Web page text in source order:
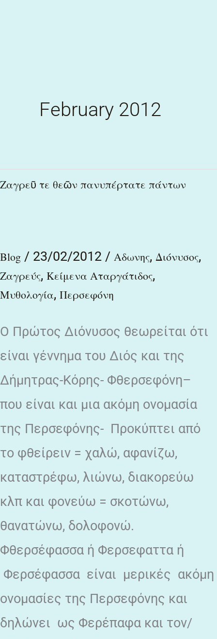
February 2012
Ζαγρεῦ τε θεῶν πανυπέρτατε πάντων
Blog / 23/02/2012 / Αδωνης, Διόνυσος,
Ζαγρεύς, Κείμενα Αταργάτιδος,
Μυθολογία, Περσεφόνη
O Πρώτος Διόνυσος θεωρείται ότι
είναι γέννημα του Διός και της
Δήμητρας-Κόρης- Φθερσεφόνη–
που είναι και μια ακόμη ονομασία
της Περσεφόνης- Προκύπτει από
το φθείρειν = χαλώ, αφανίζω,
καταστρέφω, λιώνω, διακορεύω
κλπ και φονεύω = σκοτώνω,
θανατώνω, δολοφονώ.
Φθερσέφασσα ή Φερσεφαττα ή
Φερσέφασσα είναι μερικές ακόμη
ονομασίες της Περσεφόνης και
δηλώνει ως Φερέπαφα και τον/
Ζαγρεῦ
πάντων